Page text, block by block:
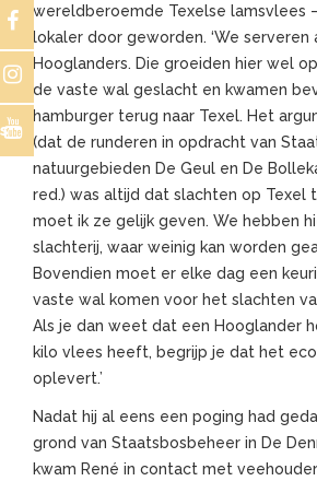
wereldberoemde Texelse lamsvlees
lokaler door geworden. ‘We serveren
Hooglanders. Die groeiden hier wel
de vaste wal geslacht en kwamen
hamburger terug naar Texel. Het
(dat de runderen in opdracht van
natuurgebieden De Geul en De
red.) was altijd dat slachten op Texel
moet ik ze gelijk geven. We hebben
slachterij, waar weinig kan worden
Bovendien moet er elke dag een
vaste wal komen voor het slachten
Als je dan weet dat een Hooglander
kilo vlees heeft, begrijp je dat het
oplevert.’
Nadat hij al eens een poging had
grond van Staatsbosbeheer in De
kwam René in contact met